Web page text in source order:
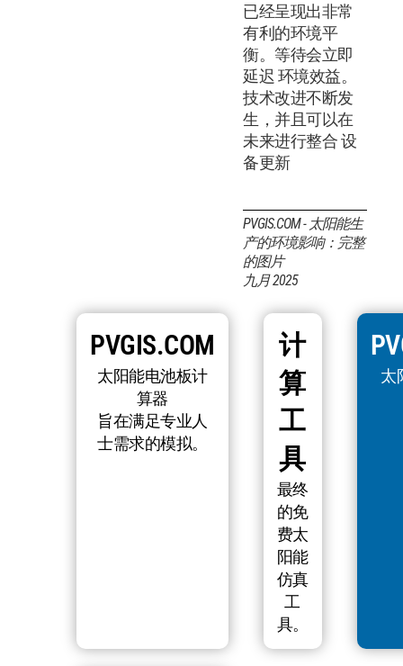
已经呈现出非常
有利的环境平
衡。等待会立即
延迟 环境效益。
技术改进不断发
生，并且可以在
未来进行整合 设
备更新
PVGIS.COM - 太阳能生
产的环境影响：完整
的图片
九月 2025
PVGIS.COM
太阳能电池板计
算器
旨在满足专业人
士需求的模拟。
计
算
工
具
最终
的免
费太
阳能
仿真
工
具。
太